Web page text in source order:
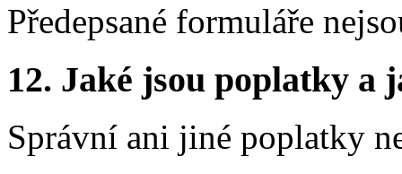
Předepsané formuláře
12. Jaké jsou poplatky a
Správní ani jiné poplatky